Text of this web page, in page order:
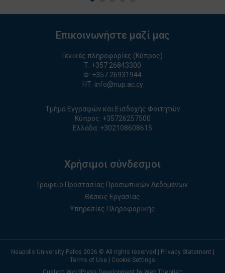
Επικοινωνήστε μαζί μας
Γενικές πληροφορίες (Κύπρος)
T: +357 26843300
Φ: +357 26931944
ΗΤ: info@nup.ac.cy
Τμήμα Εγγραφών και Εισδοχής Φοιτητών
Κύπρος: +35726257500
Ελλάδα: +30210860861 5
Χρήσιμοι σύνδεσμοι
Γραφείο Προστασίας Προσωπικών Δεδομένων
Θέσεις Εργασίας
Υπηρεσίες Πληροφορικής
Neapolis University Pafos 2026 © All rights reserved | Privacy Statement |
Terms of Use | Cookie Settings